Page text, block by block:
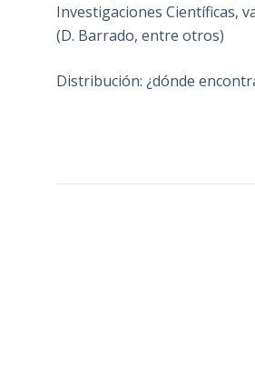
Investigaciones Científicas,
(D. Barrado, entre otros)
Distribución: ¿dónde